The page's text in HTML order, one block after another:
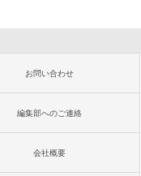
お問い合わせ
編集部へのご連絡
会社概要